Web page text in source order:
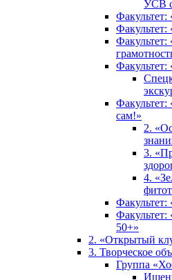
УСВ с
Факультет:
Факультет:
сам!»
2.
3.
4.
Факультет:
50+»
2. «Открытый
3. Творческое
Группа